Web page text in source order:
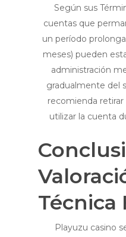
Según sus
cuentas que
un período
meses) pueden
administración
gradualmente del
recomienda retirar
utilizar la cuenta
Técnica
Playuzu casino